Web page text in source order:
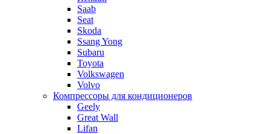
Saab
Seat
Skoda
Ssang Yong
Subaru
Toyota
Volkswagen
Volvo
Компрессоры для кондиционеров
Geely
Great Wall
Lifan